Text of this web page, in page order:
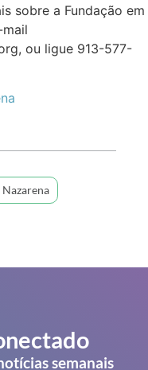
sobre a Fundação em
mail
ou ligue 913-577-
semanais